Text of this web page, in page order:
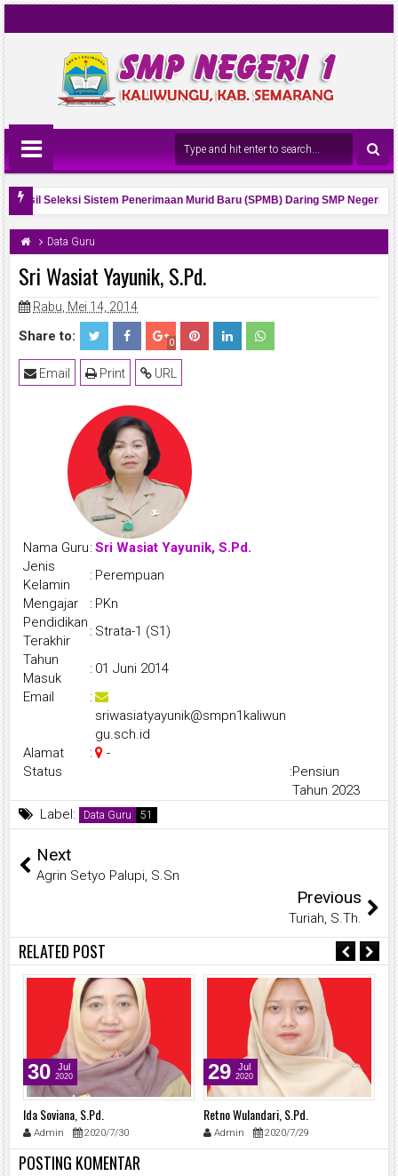
Hasil Seleksi Sistem Penerimaan Murid Baru (SPMB) Daring SMP Negeri 1
Ketua Osis Tahun 2026 dan Visi Misinya
Data Guru
Sri Wasiat Yayunik, S.Pd.
Rabu, Mei 14, 2014
Share to: 0
URL
Print
Email
Nama Guru: Sri Wasiat Yayunik, S.Pd.
Jenis
Kelamin
: Perempuan
Mengajar
: PKn
Pendidikan
Terakhir
: Strata-1 (S1)
Tahun
Masuk
: 01 Juni 2014
Email
:
sriwasiatyayunik@smpn1kaliwun
gu.sch.id
Alamat
:
-
Status
:Pensiun
Tahun 2023
Label:
Data Guru
Next
Agrin Setyo Palupi, S.Sn
Previous
Turiah, S.Th.
RELATED POST
30 Jul
2020
Ida Soviana, S.Pd.
Admin 2020/7/30
29 Jul
2020
Retno Wulandari, S.Pd.
Admin 2020/7/29
POSTING KOMENTAR